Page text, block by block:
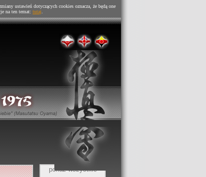
ustawień dotyczących cookies oznacza, że będą one
na ten temat: tutaj
pokaż wszystkie